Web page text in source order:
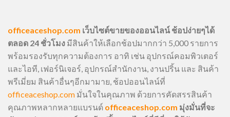
officeaceshop.com เว็บไซต์ขายของออนไลน์ ช้อปง่ายๆได้
ตลอด 24 ชั่วโมง มีสินค้าให้เลือกช้อปมากกว่า 5,000 รายการ
พร้อมรองรับทุกความต้องการ อาทิ เช่น อุปกรณ์คอมพิวเตอร์
และไอที, เฟอร์นิเจอร์, อุปกรณ์สำนักงาน, งานปริ้น และ สินค้า
พรีเมี่ยม สินค้าอื่นๆอีกมามาย, ช้อปออนไลน์ที่
officeaceshop.com มั่นใจในคุณภาพ ด้วยการคัดสรรสินค้า
คุณภาพหลากหลายแบรนด์ officeaceshop.com มุ่งมั่นที่จะ